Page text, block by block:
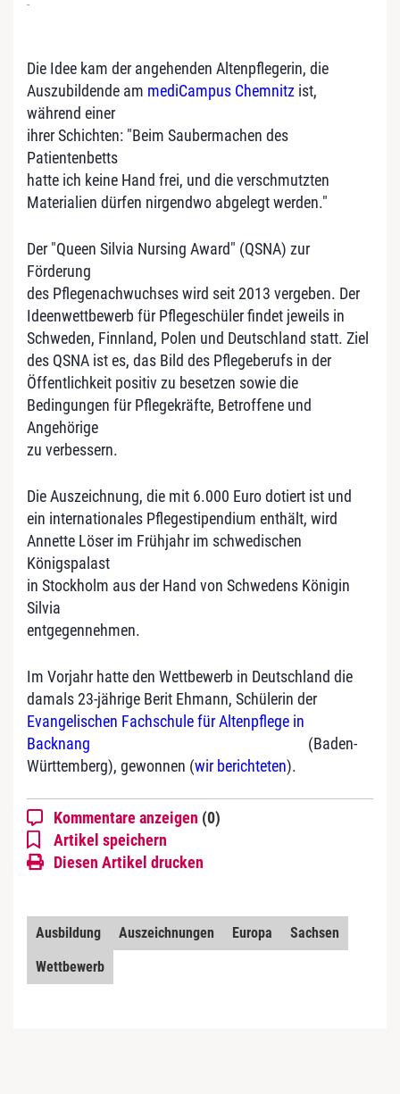
-
Die Idee kam der angehenden Altenpflegerin, die
Auszubildende am mediCampus Chemnitz ist,
während einer
ihrer Schichten: "Beim Saubermachen des
Patientenbetts
hatte ich keine Hand frei, und die verschmutzten
Materialien dürfen nirgendwo abgelegt werden."
Der "Queen Silvia Nursing Award" (QSNA) zur
Förderung
des Pflegenachwuchses wird seit 2013 vergeben. Der
Ideenwettbewerb für Pflegeschüler findet jeweils in
Schweden, Finnland, Polen und Deutschland statt. Ziel
des QSNA ist es, das Bild des Pflegeberufs in der
Öffentlichkeit positiv zu besetzen sowie die
Bedingungen für Pflegekräfte, Betroffene und
Angehörige
zu verbessern.
Die Auszeichnung, die mit 6.000 Euro dotiert ist und
ein internationales Pflegestipendium enthält, wird
Annette Löser im Frühjahr im schwedischen
Königspalast
in Stockholm aus der Hand von Schwedens Königin
Silvia
entgegennehmen.
Im Vorjahr hatte den Wettbewerb in Deutschland die
damals 23-jährige Berit Ehmann, Schülerin der
Evangelischen Fachschule für Altenpflege in
Backnang
(Baden-
Württemberg), gewonnen (wir berichteten).
Kommentare anzeigen (0)
Artikel speichern
Diesen Artikel drucken
Ausbildung Auszeichnungen Europa
Sachsen
Wettbewerb